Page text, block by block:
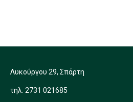
Λυκούργου 29, Σπάρτη
τηλ. 2731 021685